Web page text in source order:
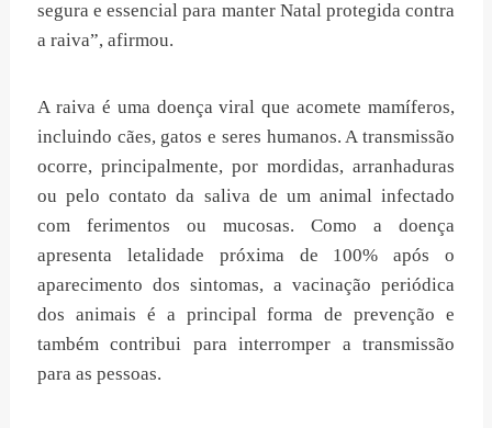
segura e essencial para manter Natal protegida contra
a raiva”, afirmou.
A raiva é uma doença viral que acomete mamíferos,
incluindo cães, gatos e seres humanos. A transmissão
ocorre, principalmente, por mordidas, arranhaduras
ou pelo contato da saliva de um animal infectado
com ferimentos ou mucosas. Como a doença
apresenta letalidade próxima de 100% após o
aparecimento dos sintomas, a vacinação periódica
dos animais é a principal forma de prevenção e
também contribui para interromper a transmissão
para as pessoas.